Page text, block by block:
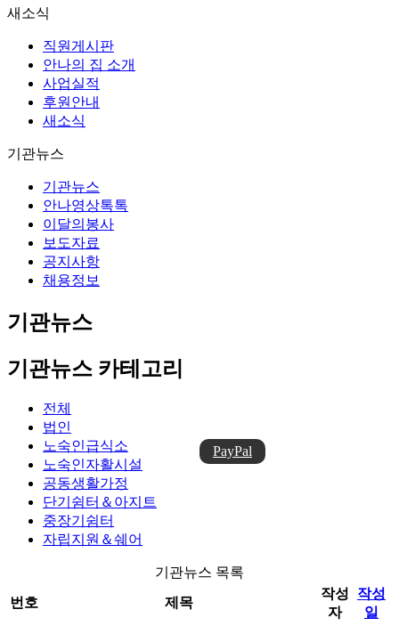
PayPal
새소식
직원게시판
안나의 집 소개
사업실적
후원안내
새소식
기관뉴스
기관뉴스
안나영상톡톡
이달의봉사
보도자료
공지사항
채용정보
기관뉴스
기관뉴스 카테고리
전체
법인
노숙인급식소
노숙인자활시설
공동생활가정
단기쉼터＆아지트
중장기쉼터
자립지원＆쉐어
기관뉴스 목록
번호
제목
작성
자
작성
일